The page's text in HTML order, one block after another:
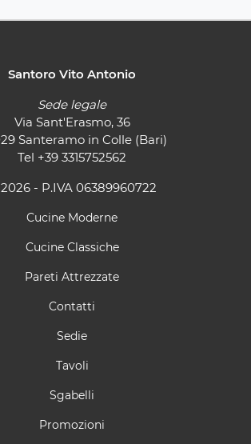
Santoro Vito Antonio
Sede legale
Via Sant'Erasmo, 36
Santeramo in Colle (Bari)
Tel +39 3315752562
- P.IVA 06389960722
Cucine Moderne
Cucine Classiche
Pareti Attrezzate
Contatti
Sedie
Tavoli
Sgabelli
Promozioni